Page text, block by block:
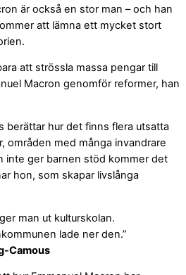
är också en stor man – och han
att lämna ett mycket stort
att strössla massa pengar till
Macron genomför reformer, han
berättar hur det finns flera utsatta
områden med många invandrare
inte ger barnen stöd kommer det
hon, som skapar livslånga
man ut kulturskolan.
lade ner den.”
Camous